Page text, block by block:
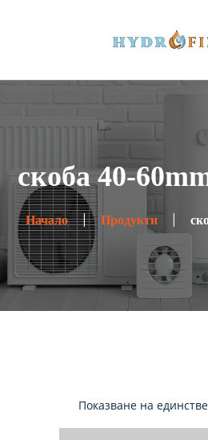
скоба 40-
Начало Продукти
Показване на